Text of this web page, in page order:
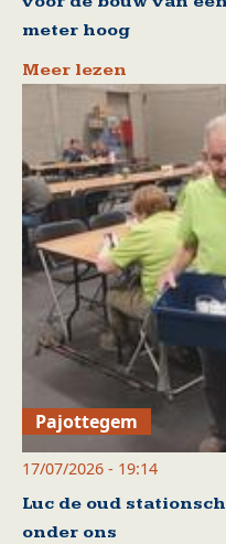
meter hoog
Meer lezen
Pajottegem
17/07/2026 - 19:14
Luc de oud
onder ons